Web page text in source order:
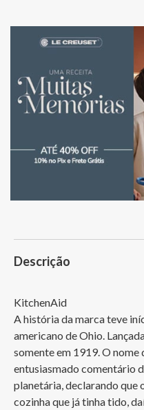
Descrição
KitchenAid
A história da marca teve
americano de Ohio.
somente em 1919. O nome
entusiasmado comentário
planetária, declarando que
cozinha que já tinha tido,